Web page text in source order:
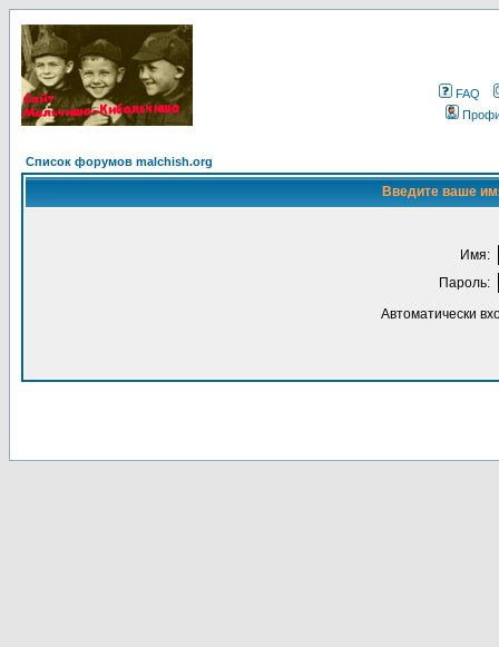
FAQ
Список форумов malchish.org
Введите ваше
Имя:
Пароль:
Автоматически